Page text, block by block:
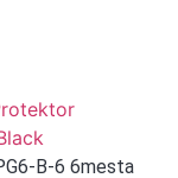
B-6 6mesta